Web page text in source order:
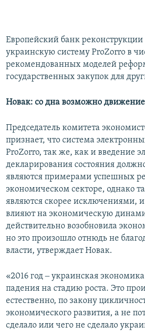
Европейский банк реконструкции
украинскую систему ProZorro в
рекомендованных моделей
государственных закупок для
Новак: со дна возможно движение
Председатель комитета
признает, что система
ProZorro, так же, как и введение
декларирования состояния
являются примерами успешных
экономическом секторе, однако
являются скорее исключениями,
влияют на экономическую
действительно возобновила
но это произошло отнюдь не
власти, утверждает Новак.
«2016 год ‒ украинская
падения на стадию роста. Это
естественно, по закону
экономического развития, а не
сделало или чего не сделало